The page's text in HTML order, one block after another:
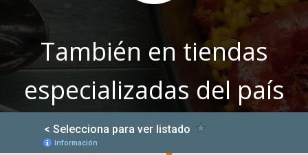
También en tiendas
especializadas del país